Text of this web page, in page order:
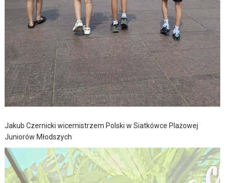
Jakub Czernicki wicemistrzem Polski w Siatkówce Plażowej
Juniorów Młodszych